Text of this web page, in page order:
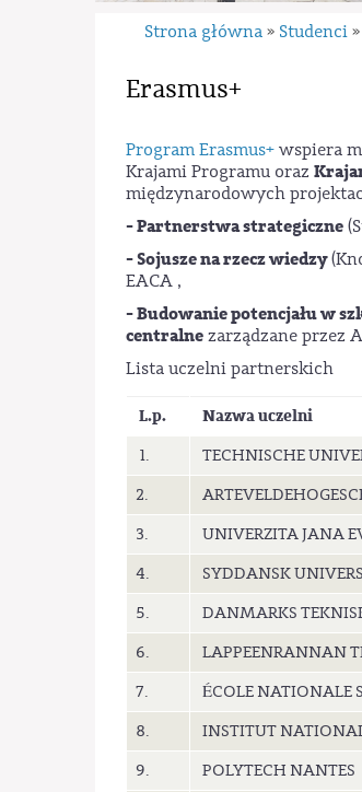
Strona główna » Studenci »
Erasmus+
Program Erasmus+ wspiera
Krajami Programu oraz
międzynarodowych
- Partnerstwa strategiczne
- Sojusze na rzecz wiedzy
EACA ,
- Budowanie potencjału w
centralne zarządzane przez
Lista uczelni partnerskich
L.p. Nazwa uczelni
1. TECHNISCHE
2.
3.
UNIVERZITA JANA
4.
SYDDANSK
5.
DANMARKS
6.
LAPPEENRANNAN
7.
ÉCOLE NATIONALE
8.
INSTITUT
9.
POLYTECH NANTES